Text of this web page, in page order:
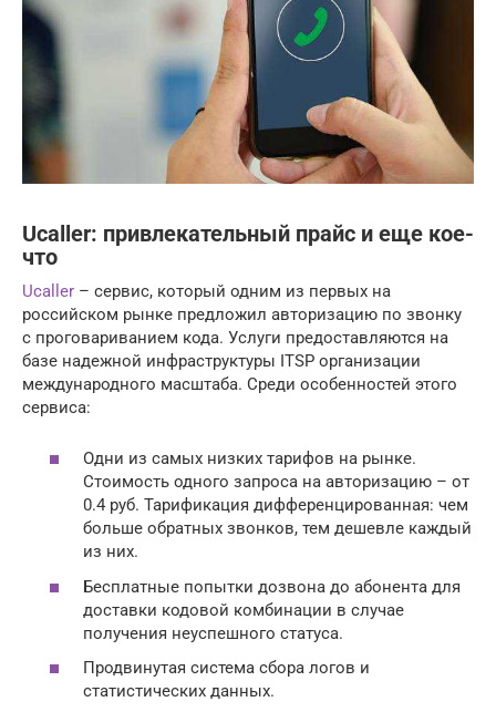
Ucaller: привлекательный прайс и еще кое-
что
Ucaller – сервис, который одним из первых на
российском рынке предложил авторизацию по звонку
с проговариванием кода. Услуги предоставляются на
базе надежной инфраструктуры ITSP организации
международного масштаба. Среди особенностей этого
сервиса:
Одни из самых низких тарифов на рынке.
Стоимость одного запроса на авторизацию – от
0.4 руб. Тарификация дифференцированная: чем
больше обратных звонков, тем дешевле каждый
из них.
Бесплатные попытки дозвона до абонента для
доставки кодовой комбинации в случае
получения неуспешного статуса.
Продвинутая система сбора логов и
статистических данных.